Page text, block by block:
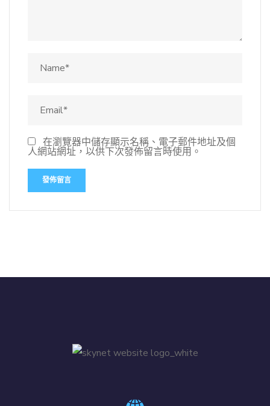
在瀏覽器中儲存顯示名稱、電子郵件地址及個
人網站網址，以供下次發佈留言時使用。